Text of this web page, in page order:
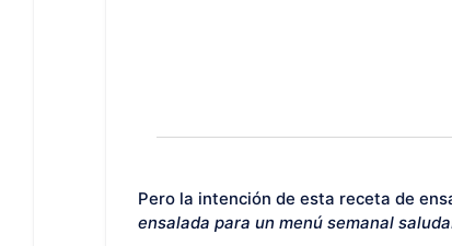
Pero la intención de esta receta de
ensalada para un menú semanal